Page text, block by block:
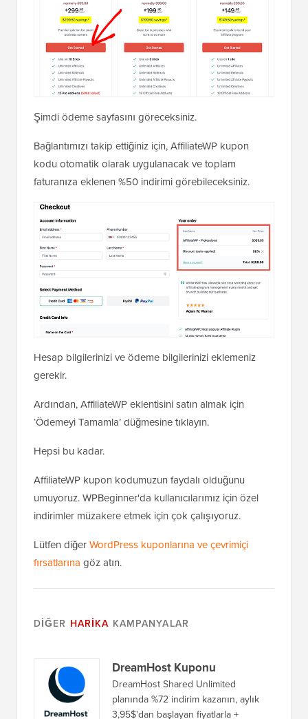
Şimdi ödeme sayfasını göreceksiniz.
Bağlantımızı takip ettiğiniz için, AffiliateWP kupon
kodu otomatik olarak uygulanacak ve toplam
faturanıza eklenen %50 indirimi görebileceksiniz.
Hesap bilgilerinizi ve ödeme bilgilerinizi eklemeniz
gerekir.
Ardından, AffiliateWP eklentisini satın almak için
‘Ödemeyi Tamamla’ düğmesine tıklayın.
Hepsi bu kadar.
AffiliateWP kupon kodumuzun faydalı olduğunu
umuyoruz. WPBeginner'da kullanıcılarımız için özel
indirimler müzakere etmek için çok çalışıyoruz.
Lütfen diğerWordPress kuponlarına ve çevrimiçi
fırsatlarına göz atın.
DIĞER HARIKA KAMPANYALAR
DreamHost Kuponu
DreamHost Shared Unlimited
planında %72 indirim kazanın, aylık
3,95$'dan başlayan fiyatlarla +